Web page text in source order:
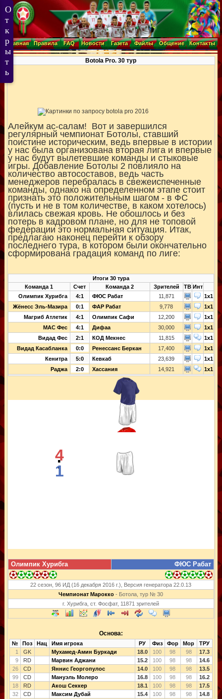
Главная Правила FAQ Новости Газета Файлы Общение Контакты
Botola Pro. 30 тур
Алейкум ас-салам! Вот и завершился
регулярный чемпионат Ботолы, ставший
поистине историческим, ведь впервые в истории
у нас была организована вторая лига и впервые
у нас будут вылетевшие команды и стыковые
игры. Добавление Ботолы 2 повлияло на
количество автосоставов, ведь часть
менеджеров перебралась в свежеиспеченные
команды, однако на определенном этапе стоит
признать это положительным шагом - в ФС
(пусть и не в том количестве, в каком хотелось)
влилась свежая кровь. Не обошлось и без
потерь в кадровом плане, но для не топовой
федерации это нормальная ситуация. Итак,
предлагаю наконец перейти к обзору
последнего тура, в котором были окончательно
сформирована градация команд по лиге:
Итоги 30 тура
Команда 1
Счет Команда 2 Зрителей ТВ Инт
Олимпик Хурибга
4:1 ФЮС Рабат 11,871
1x1
Жёнесс Эль-Мазира
0:1 ФАР Рабат 9,778
1x1
Магриб Атлетик
4:1 Олимпик Сафи 12,200
1x1
МАС Фес
4:1 Дифаа 30,000
1x1
Видад Фес
2:1 КОД Мекнес 11,815
1x1
Видад Касабланка
0:0 Ренессанс Беркан 17,400
1x1
Кенитра
5:0 Кевкаб 23,639
1x1
Раджа
2:0 Хассания 14,921 1x1
4
:
1
Олимпик Хурибга ФЮС Рабат
22 сезон, 96 ИД (16 декабря 2016 г.), Версия генератора 22.0.13
Чемпионат Марокко - Ботола, тур № 30
г. Хурибга, ст. Фосфат, 11871 зрителей
Основа:
№ Поз Нац Имя игрока РУ Физ Фор Мор
ТРУ
1
GK Мухамед-Амин Буркади 18.0 100 98 98
17.3
9
RD Марвин Аджани 15.2 100 98 98
14.6
26
CD Яннис Георгопулос 14.0 100 98 98
13.5
99
CD Мануэль Молеро 16.8 100 98 98
16.2
18
RD Акош Секкер 18.1 100 98 98
17.5
32
CD Максим Дубай 15.4 100 98 98
14.8